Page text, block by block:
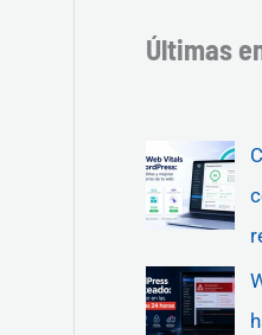
Últimas